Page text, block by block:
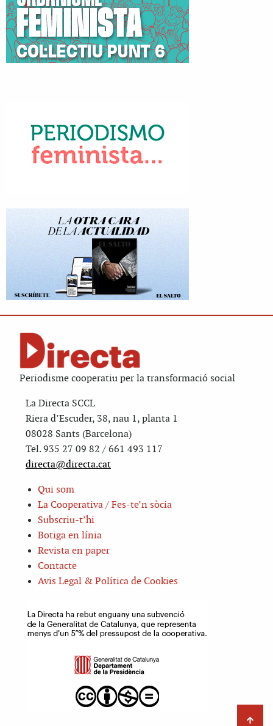
Periodisme cooperatiu per la transformació social
La Directa SCCL
Riera d’Escuder, 38, nau 1, planta 1
08028 Sants (Barcelona)
Tel. 935 27 09 82 / 661 493 117
directa@directa.cat
Qui som
La Cooperativa / Fes-te’n sòcia
Subscriu-t’hi
Botiga en línia
Revista en paper
Contacte
Avis Legal & Política de Cookies